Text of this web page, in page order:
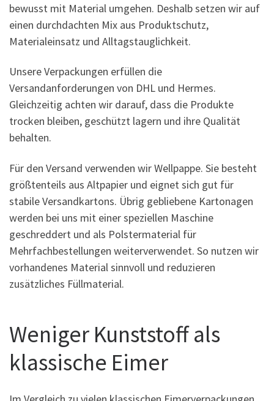
bewusst mit Material umgehen. Deshalb setzen wir auf
einen durchdachten Mix aus Produktschutz,
Materialeinsatz und Alltagstauglichkeit.
Unsere Verpackungen erfüllen die
Versandanforderungen von DHL und Hermes.
Gleichzeitig achten wir darauf, dass die Produkte
trocken bleiben, geschützt lagern und ihre Qualität
behalten.
Für den Versand verwenden wir Wellpappe. Sie besteht
größtenteils aus Altpapier und eignet sich gut für
stabile Versandkartons. Übrig gebliebene Kartonagen
werden bei uns mit einer speziellen Maschine
geschreddert und als Polstermaterial für
Mehrfachbestellungen weiterverwendet. So nutzen wir
vorhandenes Material sinnvoll und reduzieren
zusätzliches Füllmaterial.
Weniger Kunststoff als
klassische Eimer